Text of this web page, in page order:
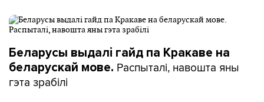
Беларусы выдалі гайд па Кракаве на
беларускай мове. Распыталі, навошта яны
гэта зрабілі